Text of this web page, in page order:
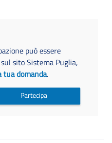
può essere
sul sito Sistema Puglia,
tua domanda.
Partecipa